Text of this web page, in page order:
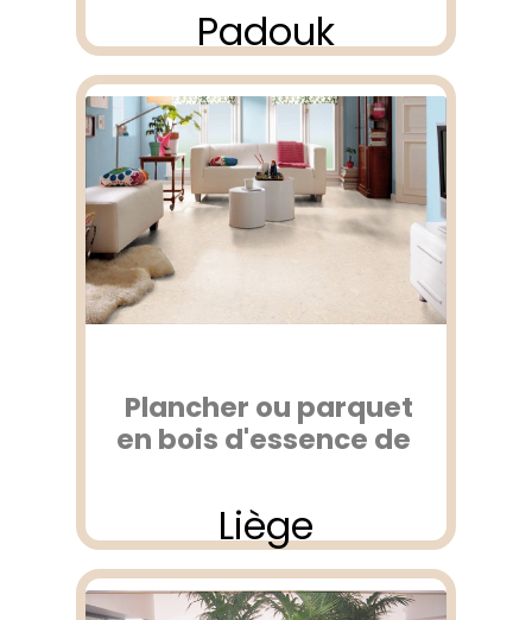
Padouk
Plancher ou parquet
en bois d'essence de
Liège